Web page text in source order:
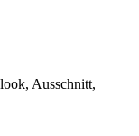
Ausschnitt,